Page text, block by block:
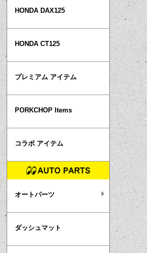
HONDA DAX125
HONDA CT125
プレミアム アイテム
PORKCHOP Items
コラボ アイテム
オートパーツ
ダッシュマット